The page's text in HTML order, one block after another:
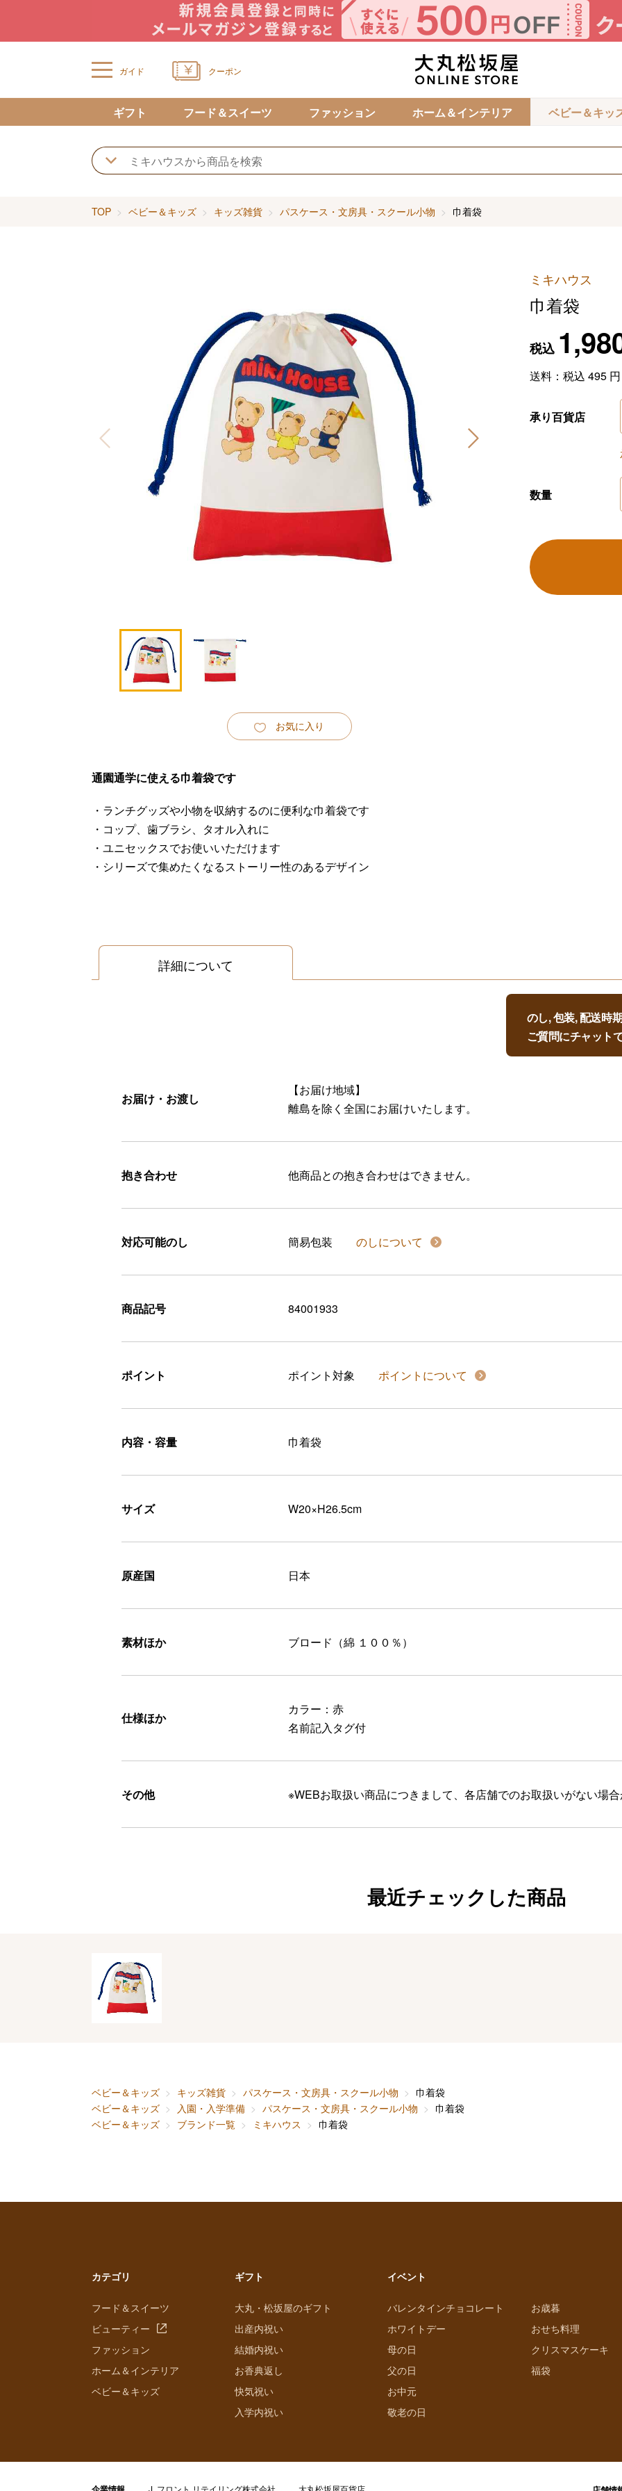
ガイド クーポン
カ
ギフト フード＆スイーツ ファッション ホーム＆インテリア ベビー＆キッ
TOP ベビー＆キッズ キッズ雑貨 パスケース・文房具・スクール小物 巾着袋
お気に入り
ミキハウス
巾着袋
税込
送料：税込 495円
承り百貨店
数量
通園通学に使える巾着袋です
・ランチグッズや小物を収納するのに便利な巾着袋です
・コップ、歯ブラシ、タオル入れに
・ユニセックスでお使いいただけます
・シリーズで集めたくなるストーリー性のあるデザイン
詳細について
のし, 包装, 配送時
ご質問にチャット
お届け・お渡し
【お届け地域】
離島を除く全国にお届けいたします。
抱き合わせ 他商品との抱き合わせはできません。
対応可能のし 簡易包装 のしについて
商品記号 84001933
ポイント ポイント対象 ポイントについて
内容・容量 巾着袋
サイズ W20×H26.5cm
原産国 日本
素材ほか ブロード（綿 １００％）
仕様ほか
カラー：赤
名前記入タグ付
その他 ※WEBお取扱い商品につきまして、各店舗でのお取扱いがない場合
最近チェックした商品
ベビー＆キッズ キッズ雑貨 パスケース・文房具・スクール小物
巾着袋
ベビー＆キッズ
入園・入学準備 パスケース・文房具・スクール小物
巾着袋
ベビー＆キッズ
ブランド一覧 ミキハウス 巾着袋
カテゴリ
フード＆スイーツ
ビューティー
ファッション
ホーム＆インテリア
ベビー＆キッズ
ギフト
大丸・松坂屋のギフト
出産内祝い
結婚内祝い
お香典返し
快気祝い
入学内祝い
イベント
バレンタインチョコレート
ホワイトデー
母の日
父の日
お中元
敬老の日
お歳暮
おせち料理
クリスマスケーキ
福袋
J. フロント リテイリング株式会社 大丸松坂屋百貨店